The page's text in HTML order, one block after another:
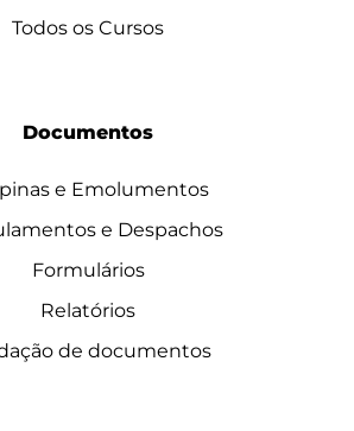
Todos os Cursos
Documentos
e Emolumentos
e Despachos
Formulários
Relatórios
de documentos